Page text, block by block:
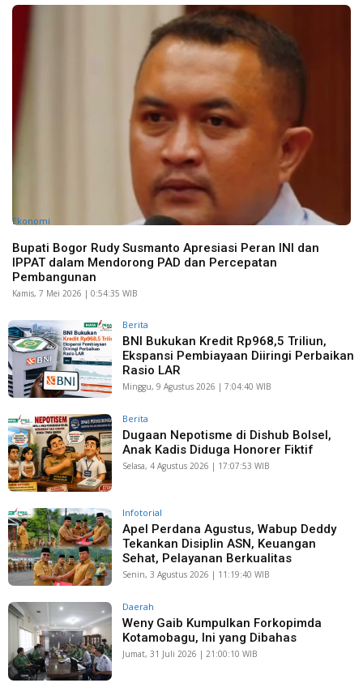
Ekonomi
Bupati Bogor Rudy Susmanto Apresiasi Peran INI dan
IPPAT dalam Mendorong PAD dan Percepatan
Pembangunan
Kamis, 7 Mei 2026 | 0:54:35 WIB
Berita
BNI Bukukan Kredit Rp968,5 Triliun,
Ekspansi Pembiayaan Diiringi Perbaikan
Rasio LAR
Minggu, 9 Agustus 2026 | 7:04:40 WIB
Berita
Dugaan Nepotisme di Dishub Bolsel,
Anak Kadis Diduga Honorer Fiktif
Selasa, 4 Agustus 2026 | 17:07:53 WIB
Infotorial
Apel Perdana Agustus, Wabup Deddy
Tekankan Disiplin ASN, Keuangan
Sehat, Pelayanan Berkualitas
Senin, 3 Agustus 2026 | 11:19:40 WIB
Daerah
Weny Gaib Kumpulkan Forkopimda
Kotamobagu, Ini yang Dibahas
Jumat, 31 Juli 2026 | 21:00:10 WIB